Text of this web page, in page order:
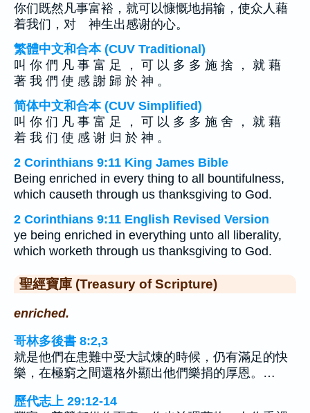
你们既然凡事富裕，就可以慷慨地捐输，使众人藉
着我们，对 神生出感谢的心。
繁體中文和合本 (CUV Traditional)
叫 你 們 凡 事 富 足 ， 可 以 多 多 施 捨 ， 就 藉
著 我 們 使 感 謝 歸 於 神 。
简体中文和合本 (CUV Simplified)
叫 你 们 凡 事 富 足 ， 可 以 多 多 施 舍 ， 就 藉
着 我 们 使 感 谢 归 於 神 。
2 Corinthians 9:11 King James Bible
Being enriched in every thing to all bountifulness,
which causeth through us thanksgiving to God.
2 Corinthians 9:11 English Revised Version
ye being enriched in everything unto all liberality,
which worketh through us thanksgiving to God.
聖經寶庫 (Treasury of Scripture)
enriched.
哥林多後書 8:2,3
就是他們在患難中受大試煉的時候，仍有滿足的快
樂，在極窮之間還格外顯出他們樂捐的厚恩。…
歷代志上 29:12-14